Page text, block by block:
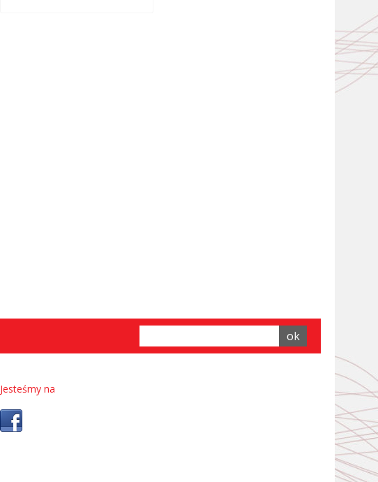
Jesteśmy na